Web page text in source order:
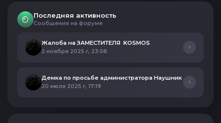
Последняя активность
Сообщения на форуме
Жалоба на ЗАМЕСТИТЕЛЯ KOSMOS
2 ноября 2025 г, 23:58
Демка по просьбе администратора Наушник
20 июля 2025 г, 17:19